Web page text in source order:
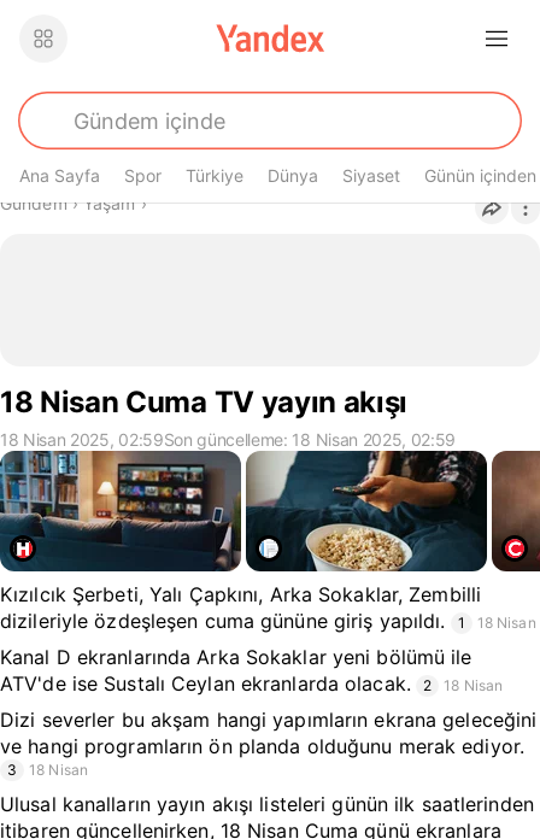
Ana Sayfa Spor Türkiye Dünya Siyaset Günün içinden
Buradasın
Gündem› Yaşam›
18 Nisan Cuma TV yayın akışı
18 Nisan 2025, 02:59Son güncelleme: 18 Nisan 2025, 02:59
Kızılcık Şerbeti, Yalı Çapkını, Arka Sokaklar, Zembilli
dizileriyle özdeşleşen cuma gününe giriş yapıldı.
1 18 Nisan
Kanal D ekranlarında Arka Sokaklar yeni bölümü ile
ATV'de ise Sustalı Ceylan ekranlarda olacak.
2 18 Nisan
Dizi severler bu akşam hangi yapımların ekrana geleceğini
ve hangi programların ön planda olduğunu merak ediyor.
3 18 Nisan
Ulusal kanalların yayın akışı listeleri günün ilk saatlerinden
itibaren güncellenirken, 18 Nisan Cuma günü ekranlara